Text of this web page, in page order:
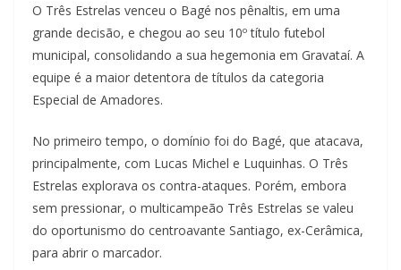
O Três Estrelas venceu o Bagé nos pênaltis, em uma
grande decisão, e chegou ao seu 10º título futebol
municipal, consolidando a sua hegemonia em Gravataí. A
equipe é a maior detentora de títulos da categoria
Especial de Amadores.
No primeiro tempo, o domínio foi do Bagé, que atacava,
principalmente, com Lucas Michel e Luquinhas. O Três
Estrelas explorava os contra-ataques. Porém, embora
sem pressionar, o multicampeão Três Estrelas se valeu
do oportunismo do centroavante Santiago, ex-Cerâmica,
para abrir o marcador.